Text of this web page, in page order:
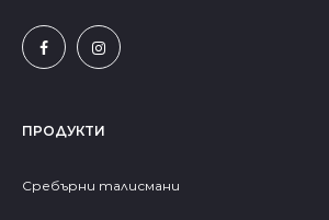
ПРОДУКТИ
Сребърни талисмани